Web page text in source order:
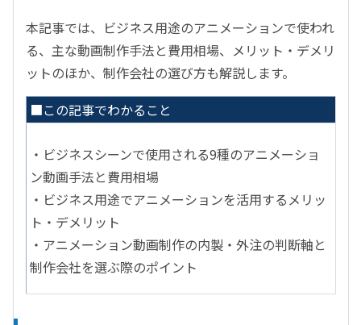
本記事では、ビジネス用途のアニメーションで使われ
る、主な動画制作手法と費用相場、メリット・デメリ
ットのほか、制作会社の選び方も解説します。
■この記事でわかること
・ビジネスシーンで使用される9種のアニメーショ
ン動画手法と費用相場
・ビジネス用途でアニメーションを活用するメリッ
ト・デメリット
・アニメーション動画制作の内製・外注の判断軸と
制作会社を選ぶ際のポイント